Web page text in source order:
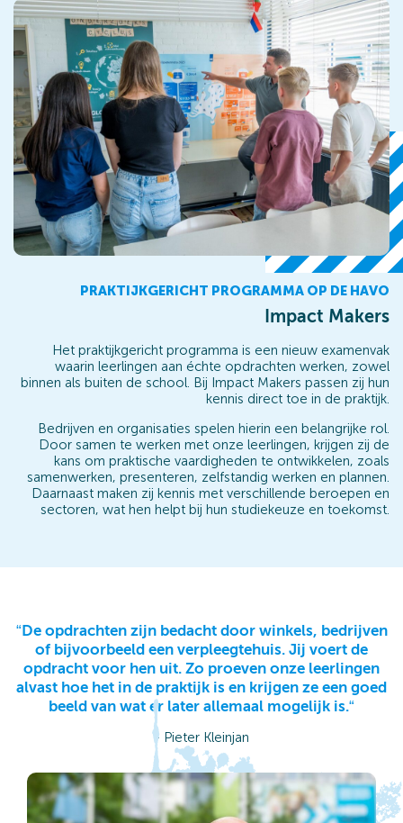
PRAKTIJKGERICHT PROGRAMMA OP DE HAVO
Impact Makers
Het praktijkgericht programma is een nieuw examenvak
waarin leerlingen aan échte opdrachten werken, zowel
binnen als buiten de school. Bij Impact Makers passen zij hun
kennis direct toe in de praktijk.
Bedrijven en organisaties spelen hierin een belangrijke rol.
Door samen te werken met onze leerlingen, krijgen zij de
kans om praktische vaardigheden te ontwikkelen, zoals
samenwerken, presenteren, zelfstandig werken en plannen.
Daarnaast maken zij kennis met verschillende beroepen en
sectoren, wat hen helpt bij hun studiekeuze en toekomst.
“De opdrachten zijn bedacht door winkels, bedrijven
of bijvoorbeeld een verpleegtehuis. Jij voert de
opdracht voor hen uit. Zo proeven onze leerlingen
alvast hoe het in de praktijk is en krijgen ze een goed
beeld van wat er later allemaal mogelijk is.“
- Pieter Kleinjan